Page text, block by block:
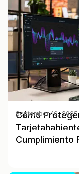
Cómo
Cumplimiento
September 16, 2025